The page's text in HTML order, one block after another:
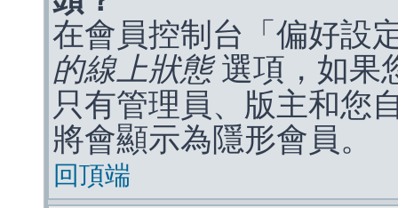
在會員控制台「偏好設
的線上狀態選項，如果
只有管理員、版主和您
將會顯示為隱形會員。
回頂端